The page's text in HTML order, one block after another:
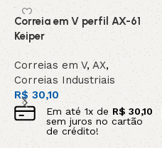
Correia em V perfil AX-61
Keiper
Correias em V, AX,
Correias Industriais
R$30,10
Em até1x de R$ 30,10
sem juros no cartão
de crédito!